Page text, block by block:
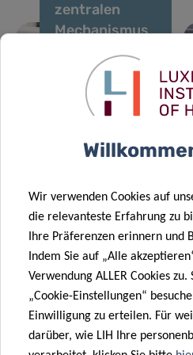
zentralen
Mechanismus
Therapieresistenz
bei akuter
myeloischer
Renommierte
europäische
Förderung für
Krebsforscher
in Luxemburg
23 Okt. 2025
LIH-
Wir verwenden Cookies auf
die relevanteste Erfahrung zu
Ihre Präferenzen erinnern und
Indem Sie auf „Alle
Verwendung ALLER Cookies
„Cookie-Einstellungen“
Einwilligung zu erteilen. Für
darüber, wie LIH Ihre